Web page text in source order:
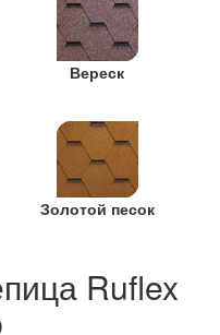
Вереск
Золотой песок
Ruflex